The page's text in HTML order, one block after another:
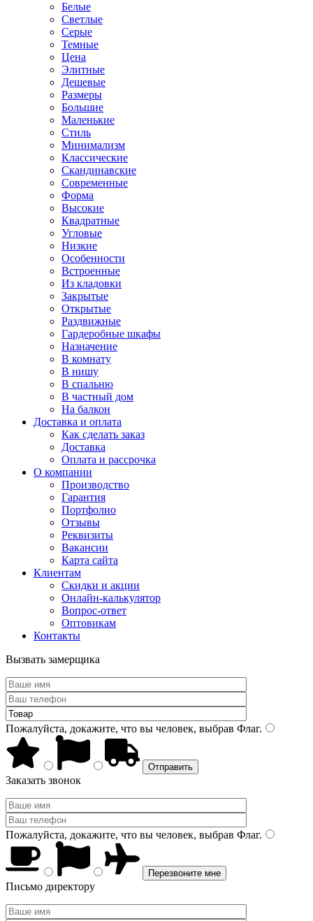
Белые
Светлые
Серые
Темные
Цена
Элитные
Дешевые
Размеры
Большие
Маленькие
Стиль
Минимализм
Классические
Скандинавские
Современные
Форма
Высокие
Квадратные
Угловые
Низкие
Особенности
Встроенные
Из кладовки
Закрытые
Открытые
Раздвижные
Гардеробные шкафы
Назначение
В комнату
В нишу
В спальню
В частный дом
На балкон
Доставка и оплата
Как сделать заказ
Доставка
Оплата и рассрочка
О компании
Производство
Гарантия
Портфолио
Отзывы
Реквизиты
Вакансии
Карта сайта
Клиентам
Скидки и акции
Онлайн-калькулятор
Вопрос-ответ
Оптовикам
Контакты
Вызвать замерщика
Пожалуйста, докажите, что вы человек, выбрав Флаг.
Заказать звонок
Пожалуйста, докажите, что вы человек, выбрав Флаг.
Письмо директору